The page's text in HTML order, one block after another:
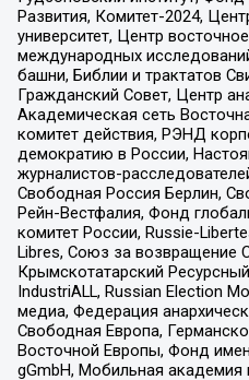
Развития, Комитет-2024,
университет, Центр
международных
башни, Библии и трактатов
Гражданский Совет, Центр
Академическая сеть
комитет действия, РЭНД
демократию в России,
журналистов-
Свободная Россия Берлин,
Рейн-Вестфалия, Фонд
комитет России, Russie-
Libres, Союз за возвращение
Крымскотатарский
IndustriALL, Russian Election
медиа, Федерация
Свободная Европа,
Восточной Европы, Фонд
gGmbH, Мобильная